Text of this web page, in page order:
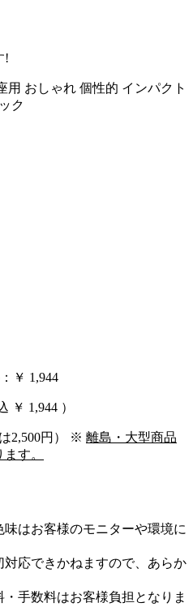
!
用 おしゃれ 個性的 インパクト
ク
￥ 1,944
￥ 1,944 ）
2,500円） ※ 離島・大型商品
す。
味はお客様のモニターや環境に
応できかねますので、あらか
・手数料はお客様負担となりま